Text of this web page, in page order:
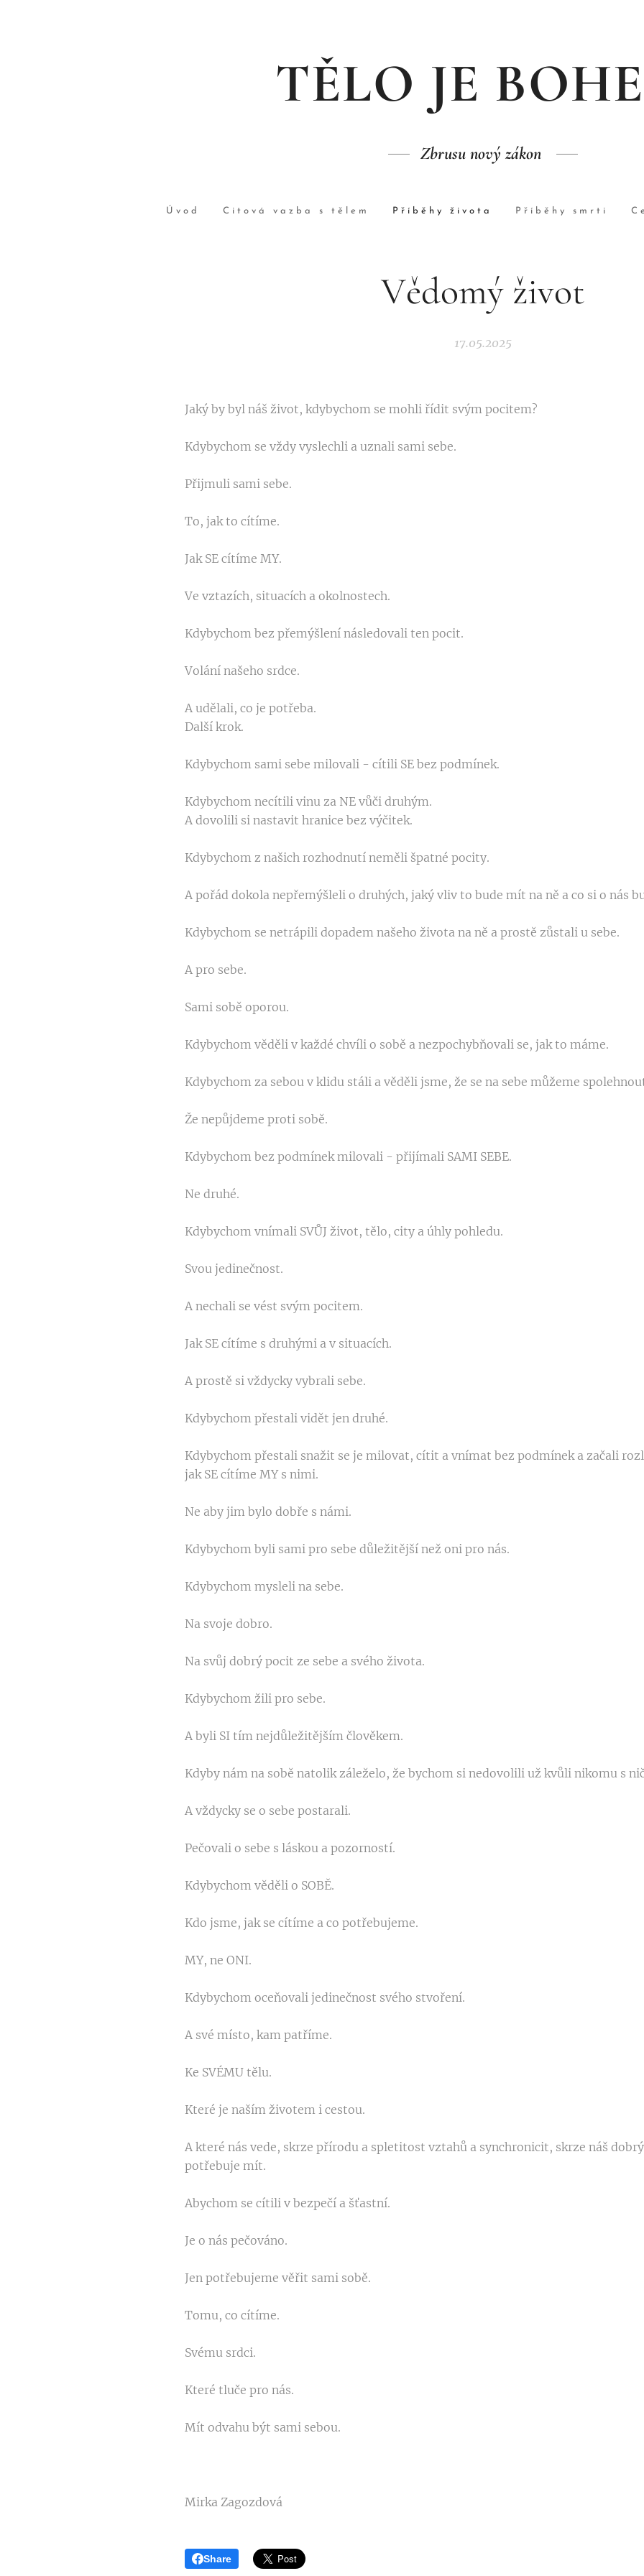
TĚLO JE
Zbrusu nový zákon
Úvod Citová vazba s tělem Příběhy života Příběhy smrti
Vědomý život
17.05.2025
Jaký by byl náš život, kdybychom se mohli řídit svým pocitem?
Kdybychom se vždy vyslechli a uznali sami sebe.
Přijmuli sami sebe.
To, jak to cítíme.
Jak SE cítíme MY.
Ve vztazích, situacích a okolnostech.
Kdybychom bez přemýšlení následovali ten pocit.
Volání našeho srdce.
A udělali, co je potřeba.
Další krok.
Kdybychom sami sebe milovali - cítili SE bez podmínek.
Kdybychom necítili vinu za NE vůči druhým.
A dovolili si nastavit hranice bez výčitek.
Kdybychom z našich rozhodnutí neměli špatné pocity.
A pořád dokola nepřemýšleli o druhých, jaký vliv to bude mít na ně a co si o nás
Kdybychom se netrápili dopadem našeho života na ně a prostě zůstali u sebe.
A pro sebe.
Sami sobě oporou.
Kdybychom věděli v každé chvíli o sobě a nezpochybňovali se, jak to máme.
Kdybychom za sebou v klidu stáli a věděli jsme, že se na sebe můžeme
Že nepůjdeme proti sobě.
Kdybychom bez podmínek milovali - přijímali SAMI SEBE.
Ne druhé.
Kdybychom vnímali SVŮJ život, tělo, city a úhly pohledu.
Svou jedinečnost.
A nechali se vést svým pocitem.
Jak SE cítíme s druhými a v situacích.
A prostě si vždycky vybrali sebe.
Kdybychom přestali vidět jen druhé.
Kdybychom přestali snažit se je milovat, cítit a vnímat bez podmínek a začali
jak SE cítíme MY s nimi.
Ne aby jim bylo dobře s námi.
Kdybychom byli sami pro sebe důležitější než oni pro nás.
Kdybychom mysleli na sebe.
Na svoje dobro.
Na svůj dobrý pocit ze sebe a svého života.
Kdybychom žili pro sebe.
A byli SI tím nejdůležitějším člověkem.
Kdyby nám na sobě natolik záleželo, že bychom si nedovolili už kvůli nikomu s
A vždycky se o sebe postarali.
Pečovali o sebe s láskou a pozorností.
Kdybychom věděli o SOBĚ.
Kdo jsme, jak se cítíme a co potřebujeme.
MY, ne ONI.
Kdybychom oceňovali jedinečnost svého stvoření.
A své místo, kam patříme.
Ke SVÉMU tělu.
Které je naším životem i cestou.
A které nás vede, skrze přírodu a spletitost vztahů a synchronicit, skrze náš
potřebuje mít.
Abychom se cítili v bezpečí a šťastní.
Je o nás pečováno.
Jen potřebujeme věřit sami sobě.
Tomu, co cítíme.
Svému srdci.
Které tluče pro nás.
Mít odvahu být sami sebou.
Mirka Zagozdová
Share